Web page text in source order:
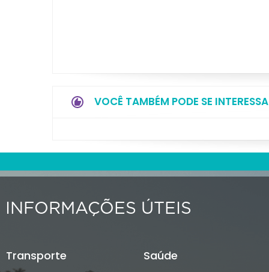
VOCÊ TAMBÉM PODE SE
INFORMAÇÕES ÚTEIS
Transporte Saúde